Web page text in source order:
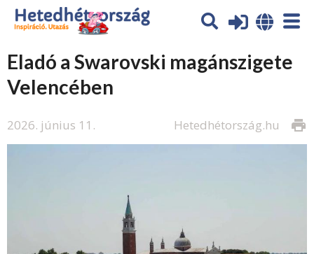
Eladó a Swarovski magánszigete
Velencében
2026. június 11. print
Hetedhétország.hu